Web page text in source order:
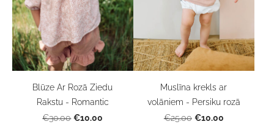
Blūze Ar Rozā Ziedu
Rakstu - Romantic
€30.00 €10.00
Muslīna krekls ar
volāniem - Persiku rozā
€25.00 €10.00